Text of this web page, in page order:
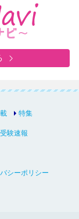
特集
験速報
シーポリシー